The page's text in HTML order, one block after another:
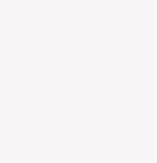
U bent een
hieronder uw